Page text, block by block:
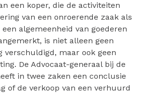
een koper, die de activiteiten
van een onroerende zaak als
algemeenheid van goederen
is niet alleen geen
verschuldigd, maar ook geen
De Advocaat-generaal bij de
in twee zaken een conclusie
of de verkoop van een verhuurd